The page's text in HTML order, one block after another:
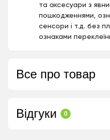
та аксесуари з
пошкодженнями,
сенсори і т.д. без
ознаками
Все про товар
Відгуки 0